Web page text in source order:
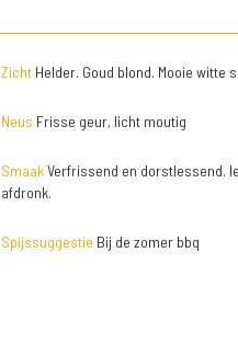
ZichtHelder. Goud blond. Mooie witte
Neus Frisse geur, licht moutig
SmaakVerfrissend en dorstlessend.
afdronk.
Spijssuggestie Bij de zomer bbq